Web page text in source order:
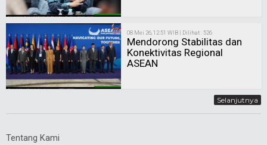
08 Mei 26, 12:51 WIB | Dilihat : 526
Mendorong Stabilitas dan
Konektivitas Regional
ASEAN
Selanjutnya
Tentang Kami